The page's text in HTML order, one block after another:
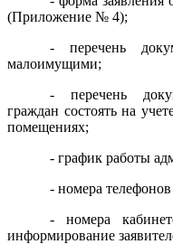
(Приложение № 4);
- перечень
малоимущими;
- перечень
граждан состоять на
помещениях;
- график работы
- номера
- номера
информирование